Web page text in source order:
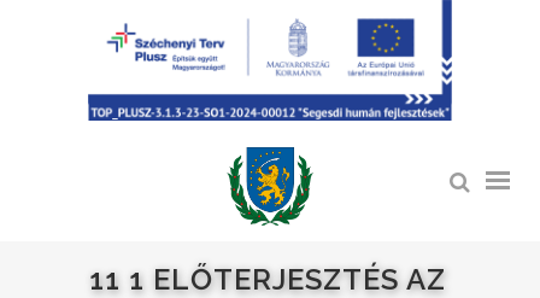
11 1 ELŐTERJESZTÉS AZ